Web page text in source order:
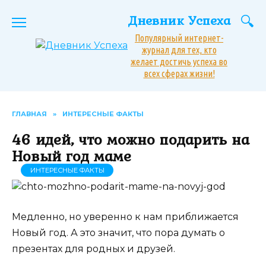
Дневник Успеха
Популярный интернет-
журнал для тех, кто
желает достичь успеха во
всех сферах жизни!
ГЛАВНАЯ » ИНТЕРЕСНЫЕ ФАКТЫ
46 идей, что можно подарить на
Новый год маме
ИНТЕРЕСНЫЕ ФАКТЫ
Медленно, но уверенно к нам приближается
Новый год. А это значит, что пора думать о
презентах для родных и друзей.